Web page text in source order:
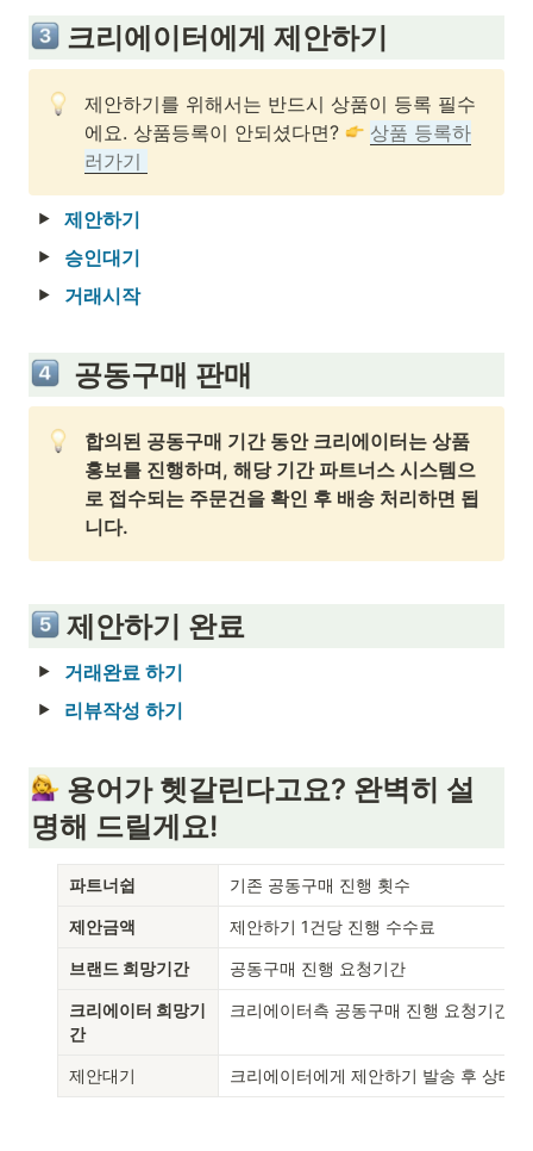
크리에이터에게 제안하기
제안하기를 위해서는 반드시 상품이 등록 필수
에요. 상품등록이 안되셨다면?
상품 등록하
러가기
제안하기
승인대기
거래시작
공동구매 판매
합의된 공동구매 기간 동안 크리에이터는 상품
홍보를 진행하며, 해당 기간 파트너스 시스템으
로 접수되는 주문건을 확인 후 배송 처리하면 됩
니다.
제안하기 완료
거래완료 하기
리뷰작성 하기
용어가 헷갈린다고요? 완벽히 설
명해 드릴게요!
파트너쉽 기존 공동구매 진행 횟수
제안금액 제안하기 1건당 진행 수수료
브랜드 희망기간 공동구매 진행 요청기간
크리에이터 희망기
간
크리에이터측 공동구매 진행 요청기간
제안대기 크리에이터에게 제안하기 발송 후 상태